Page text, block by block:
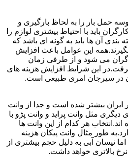
حمل بار را به لحاظ بارگیری و
باید با احتیاط بیشتری لوازم را
بندی آن ها باید به گونه ای باشد که
این عوامل باعث افزایش
می شود و از طرفی زمان
این شرایط افزایش هزینه های
در سیرجان امری طبیعی است.
ایران بیشتر شده است و جدا از وانت
دیگری مثل وانت پراید و وانت پژو با
هر کدام از این وانت ها
طور مثال وانت پیکان هزینه
نیسان آبی به دلیل حجم بیشتری از
بالاتری خواهد داشت.